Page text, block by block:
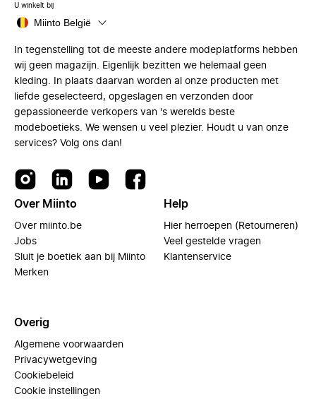
U winkelt bij
Miinto België
In tegenstelling tot de meeste andere modeplatforms hebben
wij geen magazijn. Eigenlijk bezitten we helemaal geen
kleding. In plaats daarvan worden al onze producten met
liefde geselecteerd, opgeslagen en verzonden door
gepassioneerde verkopers van 's werelds beste
modeboetieks. We wensen u veel plezier. Houdt u van onze
services? Volg ons dan!
Over Miinto
Over miinto.be
Jobs
Sluit je boetiek aan bij Miinto
Merken
Help
Hier herroepen (Retourneren)
Veel gestelde vragen
Klantenservice
Overig
Algemene voorwaarden
Privacywetgeving
Cookiebeleid
Cookie instellingen